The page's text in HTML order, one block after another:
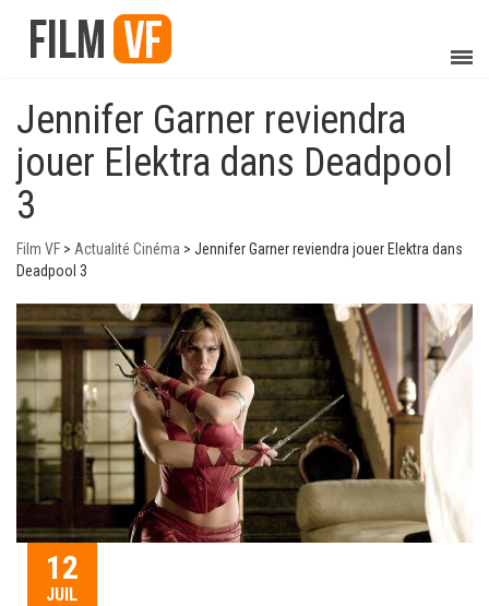
Jennifer Garner reviendra
jouer Elektra dans Deadpool
3
Film VF > Actualité Cinéma > Jennifer Garner reviendra jouer Elektra dans
Deadpool 3
12
JUIL